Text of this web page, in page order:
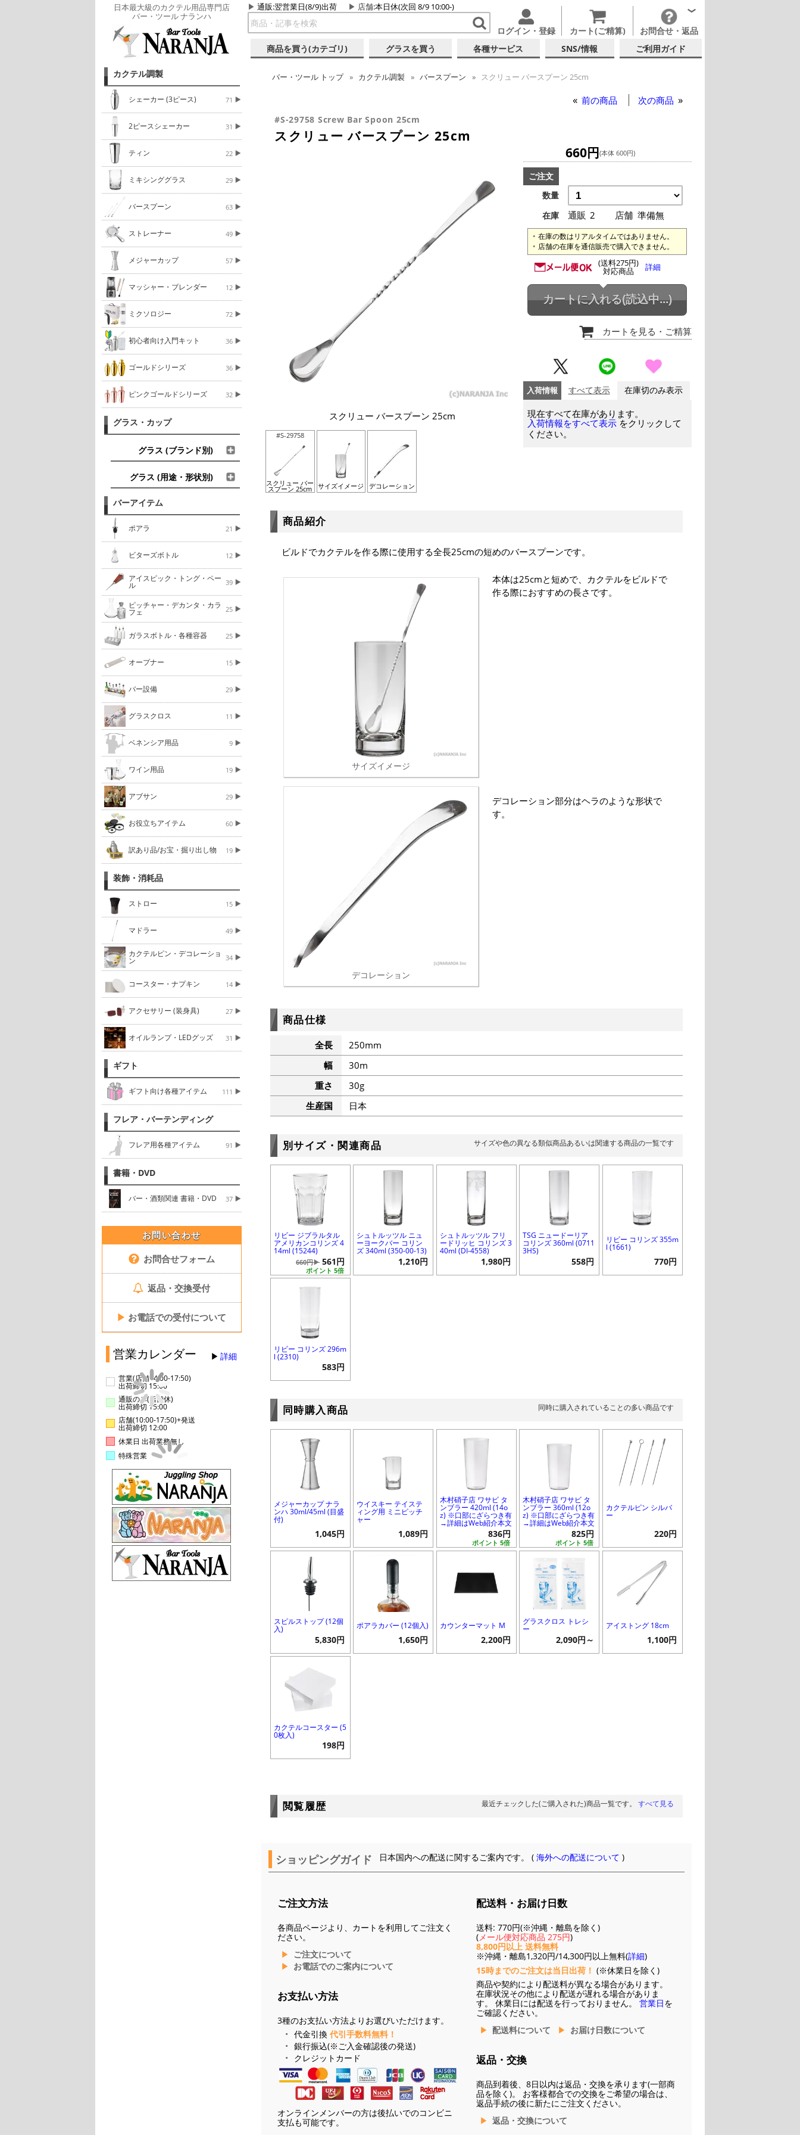
日本最大級のカクテル用品専門店
バー・ツール ナランハ
通販:翌営業日(8/9)出荷 店舗:本日休(次回 8/9 10:00-)
ログイン・登録 カート(ご精算) お問合せ・返品
商品を買う(カテゴリ) グラスを買う 各種サービス SNS/情報 ご利用ガイド
カクテル調製
シェーカー (3ピース) 71
2ピースシェーカー 31
ティン 22
ミキシンググラス 29
バースプーン 63
ストレーナー 49
メジャーカップ 57
マッシャー・ブレンダー 12
ミクソロジー 72
初心者向け入門キット 36
ゴールドシリーズ 36
ピンクゴールドシリーズ 32
グラス・カップ
グラス (ブランド別)
グラス (用途・形状別)
バーアイテム
ポアラ 21
ビターズボトル 12
アイスピック・トング・ペー
ル 39
ピッチャー・デカンタ・カラ
フェ 25
ガラスボトル・各種容器 25
オープナー 15
バー設備 29
グラスクロス 11
ベネンシア用品 9
ワイン用品 19
アブサン 29
お役立ちアイテム 60
訳あり品/お宝・掘り出し物 19
装飾・消耗品
ストロー 15
マドラー 49
カクテルピン・デコレーショ
ン 34
コースター・ナプキン 14
アクセサリー (装身具) 27
オイルランプ・LEDグッズ 31
ギフト
ギフト向け各種アイテム 111
フレア・バーテンディング
フレア用各種アイテム 91
書籍・DVD
バー・酒類関連 書籍・DVD 37
お問い合わせ
お問合せフォーム
返品・交換受付
▶ お電話での受付について
営業カレンダー 詳細
営業(店舗14:00-17:50)
出荷締切 15:00
通販のみ(店舗休)
出荷締切 15:00
店舗(10:00-17:50)+発送
出荷締切 12:00
休業日 出荷業務無し
特殊営業
バー・ツール トップ カクテル調製 バースプーン スクリュー バースプーン 25cm
前の商品 次の商品
#S-29758 Screw Bar Spoon 25cm
スクリュー バースプーン 25cm
スクリュー バースプーン 25cm
#S-29758
スクリュー バー
スプーン 25cm サイズイメージ デコレーション
660円(本体 600円)
ご注文
数量
在庫
通販 2 店舗 準備無
在庫の数はリアルタイムではありません。
店舗の在庫を通信販売で購入できません。
(送料275円)
対応商品 詳細
カートに入れる(読込中...)
カートを見る ・ご精算
入荷情報 すべて表示 在庫切のみ表示
現在すべて在庫があります。
入荷情報をすべて表示 をクリックして
ください。
商品紹介
ビルドでカクテルを作る際に使用する全長25cmの短めのバースプーンです。
サイズイメージ
本体は25cmと短めで、カクテルをビルドで
作る際におすすめの長さです。
デコレーション
デコレーション部分はヘラのような形状で
す。
商品仕様
全長
250mm
幅
30m
重さ
30g
生産国
日本
別サイズ・関連商品 サイズや色の異なる類似商品あるいは関連する商品の一覧です
リビー ジブラルタル
アメリカンコリンズ 4
14ml (15244)
ポイント 5倍
660円▶ 561円
シュトルッツル ニュ
ーヨークバー コリン
ズ 340ml (350-00-13)
1,210円
シュトルッツル フリ
ードリッヒ コリンズ 3
40ml (DI-4558)
1,980円
TSG ニュードーリア
コリンズ 360ml (0711
3HS)
558円
リビー コリンズ 355m
l (1661)
770円
リビー コリンズ 296m
l (2310)
583円
同時購入商品 同時に購入されていることの多い商品です
メジャーカップ ナラ
ンハ 30ml/45ml (目盛
付)
1,045円
ウイスキー テイステ
ィング用 ミニピッチ
ャー
1,089円
木村硝子店 ワサビ タ
ンブラー 420ml (14o
z) ※口部にざらつき有
→詳細はWeb紹介本文
ポイント 5倍
836円
木村硝子店 ワサビ タ
ンブラー 360ml (12o
z) ※口部にざらつき有
→詳細はWeb紹介本文
ポイント 5倍
825円
カクテルピン シルバ
ー
220円
スピルストップ (12個
入)
5,830円
ポアラカバー (12個入)
1,650円
カウンターマット M
2,200円
グラスクロス トレシ
ー
2,090円～
アイストング 18cm
1,100円
カクテルコースター (5
0枚入)
198円
閲覧履歴 最近チェックした(ご購入された)商品一覧です。 すべて見る
ショッピングガイド 日本国内への配送に関するご案内です。 (海外への配送について )
ご注文方法
各商品ページより、カートを利用してご注文く
ださい。
ご注文について
お電話でのご案内について
お支払い方法
3種のお支払い方法よりお選びいただけます。
代金引換 代引手数料無料！
銀行振込(※ご入金確認後の発送)
クレジットカード
オンラインメンバーの方は後払いでのコンビニ
支払も可能です。
配送料・お届け日数
送料: 770円(※沖縄・離島を除く)
(メール便対応商品 275円)
8,800円以上 送料無料
※沖縄・離島1,320円/14,300円以上無料(詳細)
15時までのご注文は当日出荷！ (※休業日を除く)
商品や契約により配送料が異なる場合があります。
在庫状況その他により配送が遅れる場合がありま
す。 休業日には配送を行っておりません。 営業日を
ご確認ください。
配送料について
お届け日数について
返品・交換
商品到着後、8日以内は返品・交換を承ります(一部商
品を除く)。 お客様都合での交換をご希望の場合は、
返品手続の後に新たにご注文ください。
返品・交換について